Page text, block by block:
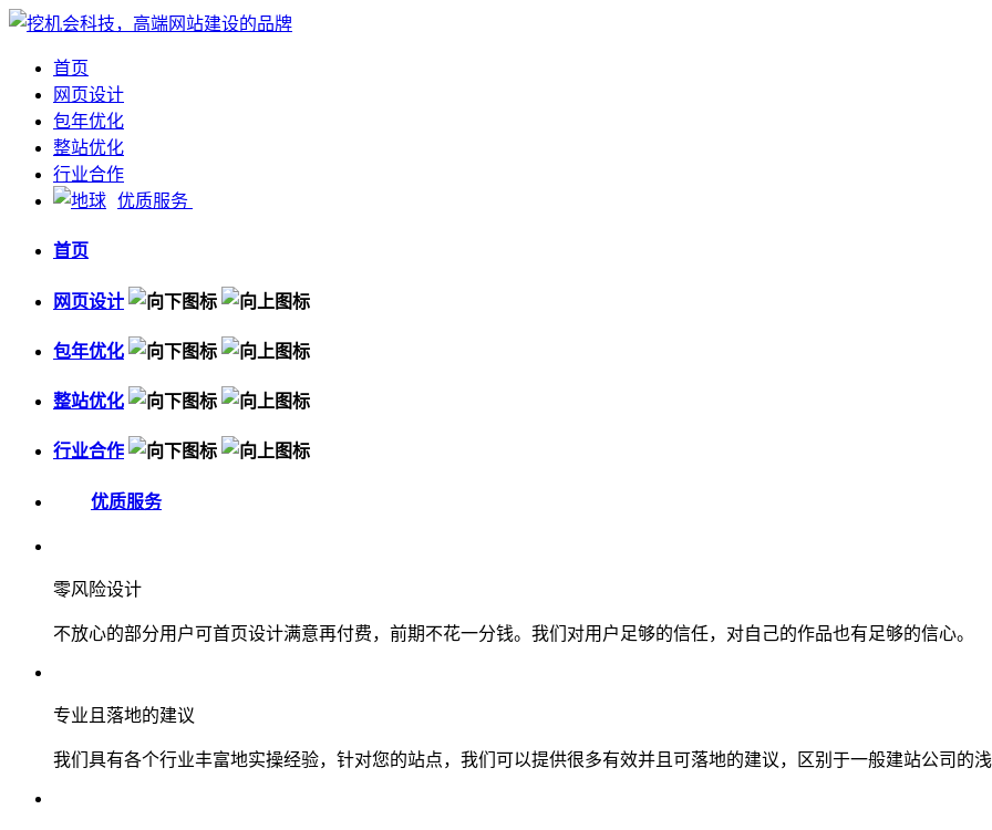
首页
网页设计
包年优化
整站优化
行业合作
优质服务
首页
网页设计
包年优化
整站优化
行业合作
优质服务
零风险设计
不放心的部分用户可首页设计满意再付费，前期不花一分钱。我们对用户足够的信任，对自己的作品也有足够的信心。
专业且落地的建议
我们具有各个行业丰富地实操经验，针对您的站点，我们可以提供很多有效并且可落地的建议，区别于一般建站公司的